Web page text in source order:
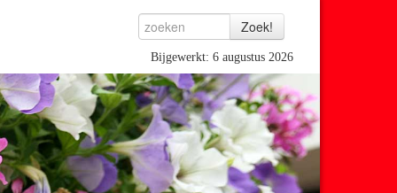
Bijgewerkt: 6 augustus 2026